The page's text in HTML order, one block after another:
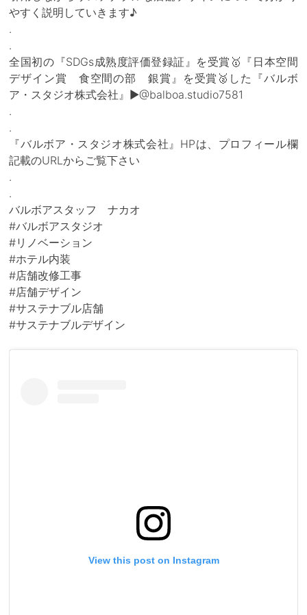
やすく説明していきます♪
.
.
全国初の『SDGs成熟度評価登録証』を受賞🥇『日本空間
デザイン賞 食空間の部 銀賞』を受賞🥈した『バルボ
ア・スタジオ株式会社』▶@balboa.studio7581
.
.
『バルボア・スタジオ株式会社』HPは、プロフィール欄
記載のURLからご覧下さい
.
.
バルボアスタッフ ナカオ
#バルボアスタジオ
#リノベーション
#ホテル内装
#店舗改修工事
#店舗デザイン
#サステナブル店舗
#サステナブルデザイン
View this post on Instagram